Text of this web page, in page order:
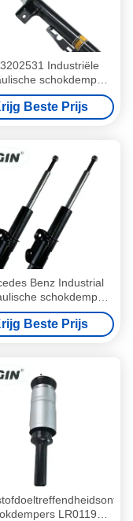
Industriële
schokdemper
W451 Strut
schokdemper
Beste Prijs
Benz Industrial
schokdemper
906 Voormotor Strut
Schokdemper
Beste Prijs
LR011932